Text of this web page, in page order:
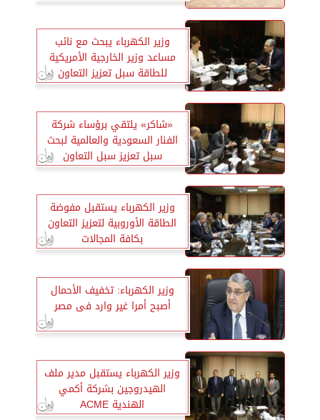
وزير الكهرباء يبحث مع نائب
مساعد وزير الخارجية الأمريكية
للطاقة سبل تعزيز التعاون
«شاكر» يلتقي برؤساء شركة
الفنار السعودية والعالمية لبحث
سبل تعزيز سبل التعاون
المستقبلي
وزير الكهرباء يستقبل مفوضة
الطاقة الأوروبية لتعزيز التعاون
بكافة المجالات
وزير الكهرباء: تخفيف الأحمال
أصبح أمرا غير وارد فى مصر
وزير الكهرباء يستقبل مدير ملف
الهيدروجين بشركة أكمي
الهندية ACME